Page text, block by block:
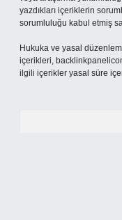
yazdıkları içeriklerin
sorumluluğu kabul etmiş
Hukuka ve yasal
içerikleri,
ilgili içerikler yasal süre